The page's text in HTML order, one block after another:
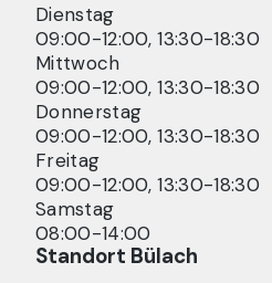
Dienstag
09:00-12:00, 13:30-18:30
Mittwoch
09:00-12:00, 13:30-18:30
Donnerstag
09:00-12:00, 13:30-18:30
Freitag
09:00-12:00, 13:30-18:30
Samstag
08:00-14:00
Standort Bülach